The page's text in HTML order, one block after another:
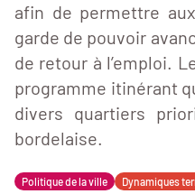
afin de permettre
garde de pouvoir
de retour à l’emploi.
programme itinérant
divers quartiers
bordelaise.
Politique de la ville Dynamiques